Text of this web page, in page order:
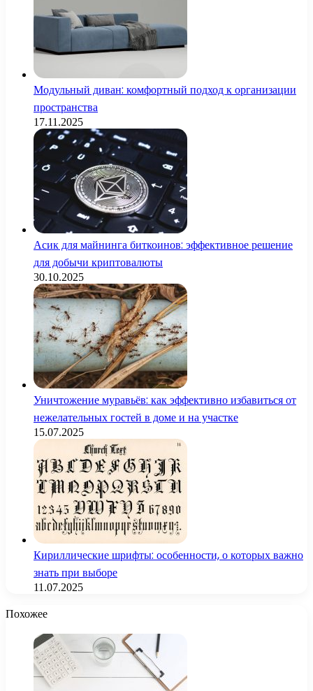
Модульный диван: комфортный подход к организации
пространства
17.11.2025
Асик для майнинга биткоинов: эффективное решение
для добычи криптовалюты
30.10.2025
Уничтожение муравьёв: как эффективно избавиться от
нежелательных гостей в доме и на участке
15.07.2025
Кириллические шрифты: особенности, о которых важно
знать при выборе
11.07.2025
Похожее